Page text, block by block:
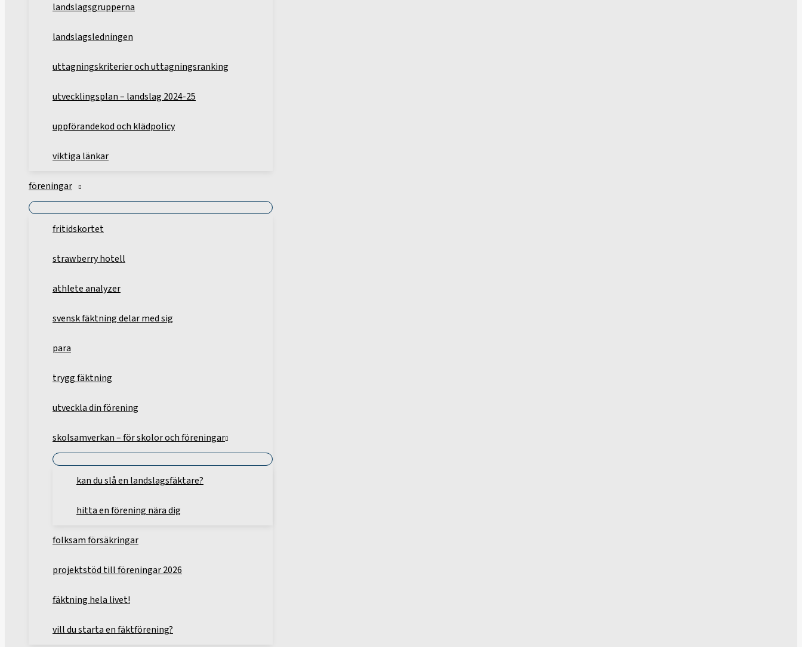
landslagsgrupperna
landslagsledningen
uttagningskriterier och uttagningsranking
utvecklingsplan – landslag 2024-25
uppförandekod och klädpolicy
viktiga länkar
föreningar
fritidskortet
strawberry hotell
athlete analyzer
svensk fäktning delar med sig
para
trygg fäktning
utveckla din förening
skolsamverkan – för skolor och föreningar
kan du slå en landslagsfäktare?
hitta en förening nära dig
folksam försäkringar
projektstöd till föreningar 2026
fäktning hela livet!
vill du starta en fäktförening?